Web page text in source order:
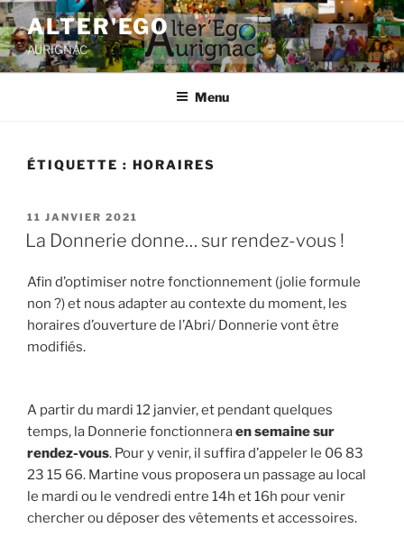
ALTER'EGO
AURIGNAC
Menu
ÉTIQUETTE : HORAIRES
11 JANVIER 2021
La Donnerie donne… sur rendez-vous !
Afin d’optimiser notre fonctionnement (jolie formule
non ?) et nous adapter au contexte du moment, les
horaires d’ouverture de l’Abri/ Donnerie vont être
modifiés.
A partir du mardi 12 janvier, et pendant quelques
temps, la Donnerie fonctionneraen semaine sur
rendez-vous. Pour y venir, il suffira d’appeler le 06 83
23 15 66. Martine vous proposera un passage au local
le mardi ou le vendredi entre 14h et 16h pour venir
chercher ou déposer des vêtements et accessoires.